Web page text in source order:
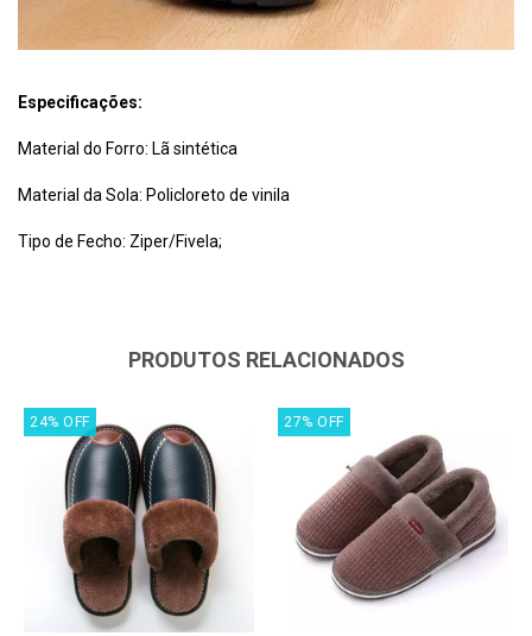
Especificações:
Material do Forro: Lã sintética
Material da Sola: Policloreto de vinila
Tipo de Fecho: Ziper/Fivela;
PRODUTOS RELACIONADOS
24% OFF 27% OFF